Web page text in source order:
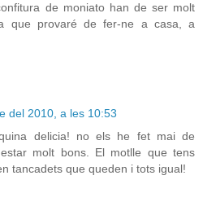
de moniato han de ser molt
que provaré de fer-ne a casa, a
del 2010, a les 10:53
delicia! no els he fet mai de
molt bons. El motlle que tens
tancadets que queden i tots igual!